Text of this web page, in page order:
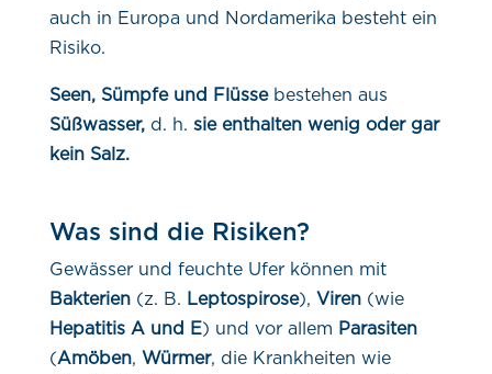
auch in Europa und Nordamerika besteht ein
Risiko.
Seen, Sümpfe und Flüsse bestehen aus
Süßwasser, d. h. sie enthalten wenig oder gar
kein Salz.
Was sind die Risiken?
Gewässer und feuchte Ufer können mit
Bakterien (z. B. Leptospirose), Viren (wie
Hepatitis A und E) und vor allem Parasiten
(Amöben, Würmer, die Krankheiten wie